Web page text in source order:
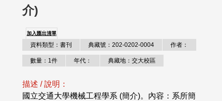
介)
加入匯出清單
資料類型：書刊 典藏號：202-0202-0004 作者：
數量：1件 年代： 典藏地：交大校區
描述 / 說明：
國立交通大學機械工程學系 (簡介)。內容：系所簡